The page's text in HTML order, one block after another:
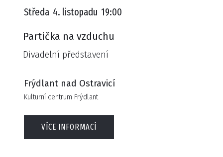
Středa 4. listopadu 19:00
Partička na vzduchu
Divadelní představení
Frýdlant nad Ostravicí
Kulturní centrum Frýdlant
VÍCE INFORMACÍ